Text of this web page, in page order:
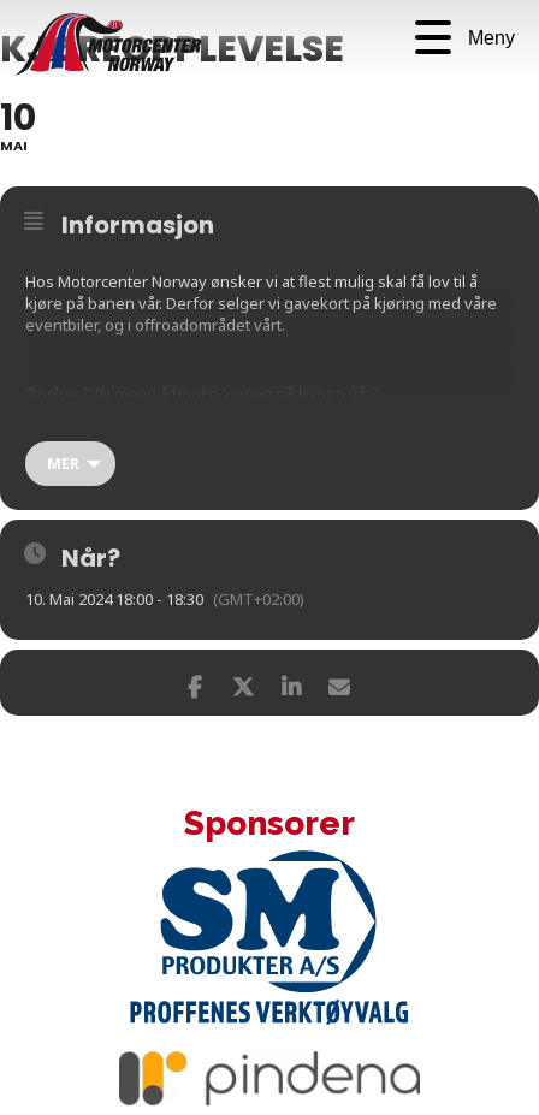
Meny
KJØREOPPLEVELSE
10
MAI
Informasjon
Hos Motorcenter Norway ønsker vi at flest mulig skal få lov til å
kjøre på banen vår. Derfor selger vi gavekort på kjøring med våre
eventbiler, og i offroadområdet vårt.
Mer informasjon finner du her:
https://motorcenternorway.pameldingssystem.no/gavekort-
kjoreopplevelse-1
MER
Når?
10. Mai 2024 18:00 - 18:30 (GMT+02:00)
Sponsorer